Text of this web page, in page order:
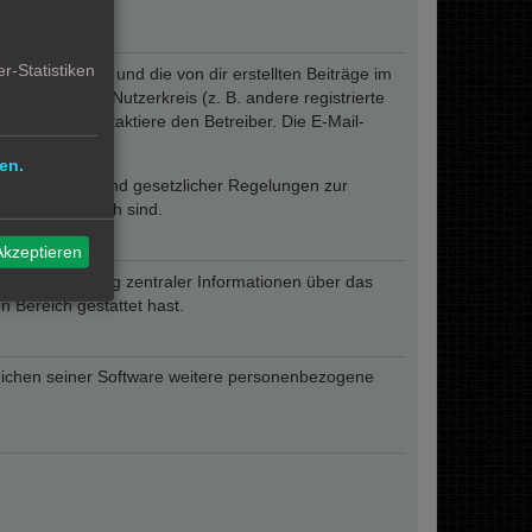
Profils und die von dir erstellten Beiträge im
Nutzerkreis (z. B. andere registrierte
oder kontaktiere den Betreiber. Die E-Mail-
er auf Grund gesetzlicher Regelungen zur
erforderlich sind.
Übermittlung zentraler Informationen über das
Bereich gestattet hast.
seiner Software weitere personenbezogene
Statistiken